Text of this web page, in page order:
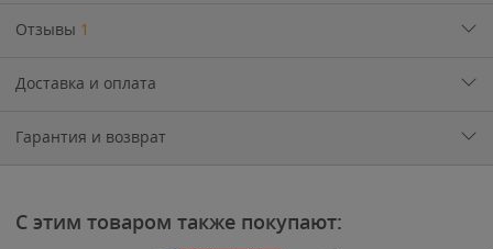
Отзывы 1
Доставка и оплата
Гарантия и возврат
С этим товаром также покупают: